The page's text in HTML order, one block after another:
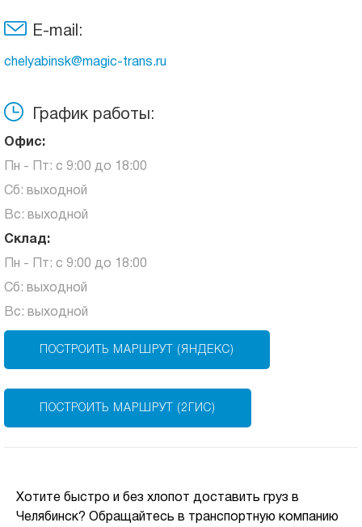
E-mail:
chelyabinsk@magic-trans.ru
График работы:
Офис:
Пн - Пт: с 9:00 до 18:00
Сб: выходной
Вс: выходной
Склад:
Пн - Пт: с 9:00 до 18:00
Сб: выходной
Вс: выходной
ПОСТРОИТЬ МАРШРУТ (ЯНДЕКС)
ПОСТРОИТЬ МАРШРУТ (2ГИС)
Хотите быстро и без хлопот доставить груз в
Челябинск? Обращайтесь в транспортную компанию